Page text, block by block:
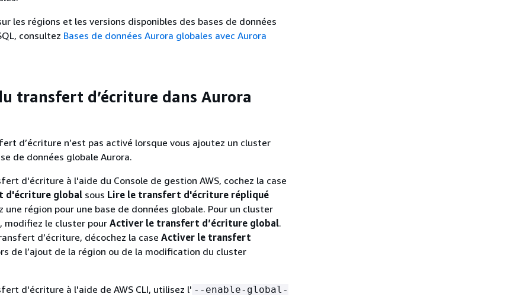
les régions et les versions disponibles des bases de données
consultez Bases de données Aurora globales avec Aurora
transfert d’écriture dans Aurora
d’écriture n’est pas activé lorsque vous ajoutez un cluster
de données globale Aurora.
d'écriture à l'aide du Console de gestion AWS, cochez la case
d'écriture global sous Lire le transfert d'écriture répliqué
une région pour une base de données globale. Pour un cluster
modifiez le cluster pourActiver le transfert d’écriture global.
d’écriture, décochez la case Activer le transfert
de l’ajout de la région ou de la modification du cluster
d'écriture à l'aide de AWS CLI, utilisez l' --enable-global-